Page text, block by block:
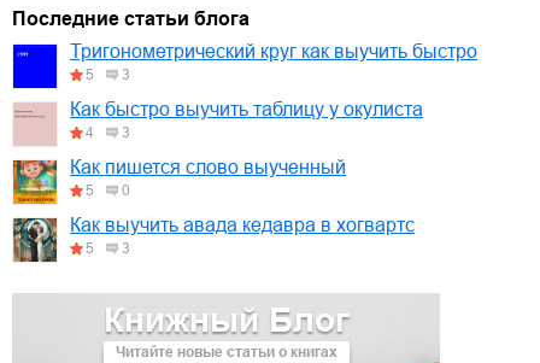
02.mp3
03.mp3
Книжный Блог
Читайте новые статьи о книгах
Последние статьи блога
Тригонометрический круг как выучить быстро
5 3
Как быстро выучить таблицу у окулиста
4 3
Как пишется слово выученный
5 0
Как выучить авада кедавра в хогвартс
5 3